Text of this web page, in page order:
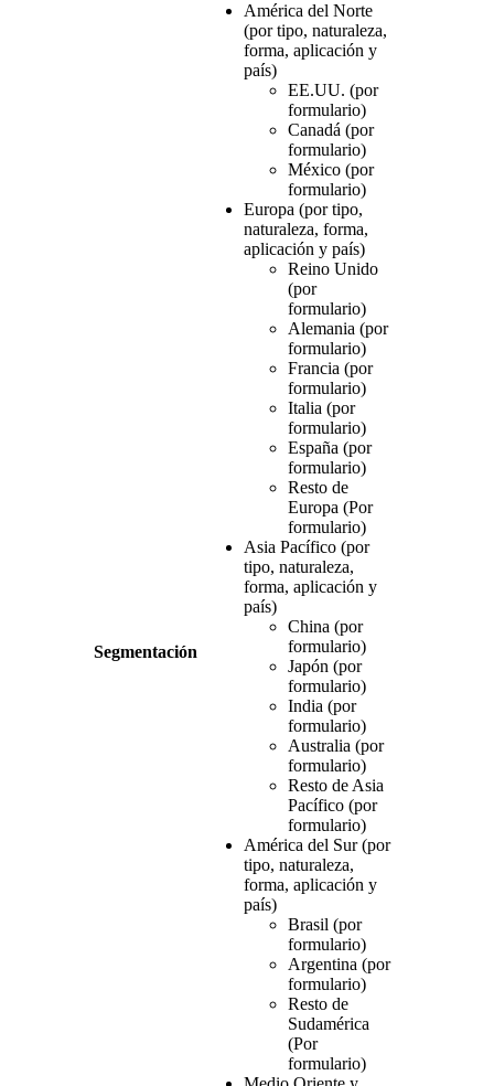
Segmentación
América del Norte
(por tipo, naturaleza,
forma, aplicación y
país)
EE.UU. (por
formulario)
Canadá (por
formulario)
México (por
formulario)
Europa (por tipo,
naturaleza, forma,
aplicación y país)
Reino Unido
(por
formulario)
Alemania (por
formulario)
Francia (por
formulario)
Italia (por
formulario)
España (por
formulario)
Resto de
Europa (Por
formulario)
Asia Pacífico (por
tipo, naturaleza,
forma, aplicación y
país)
China (por
formulario)
Japón (por
formulario)
India (por
formulario)
Australia (por
formulario)
Resto de Asia
Pacífico (por
formulario)
América del Sur (por
tipo, naturaleza,
forma, aplicación y
país)
Brasil (por
formulario)
Argentina (por
formulario)
Resto de
Sudamérica
(Por
formulario)